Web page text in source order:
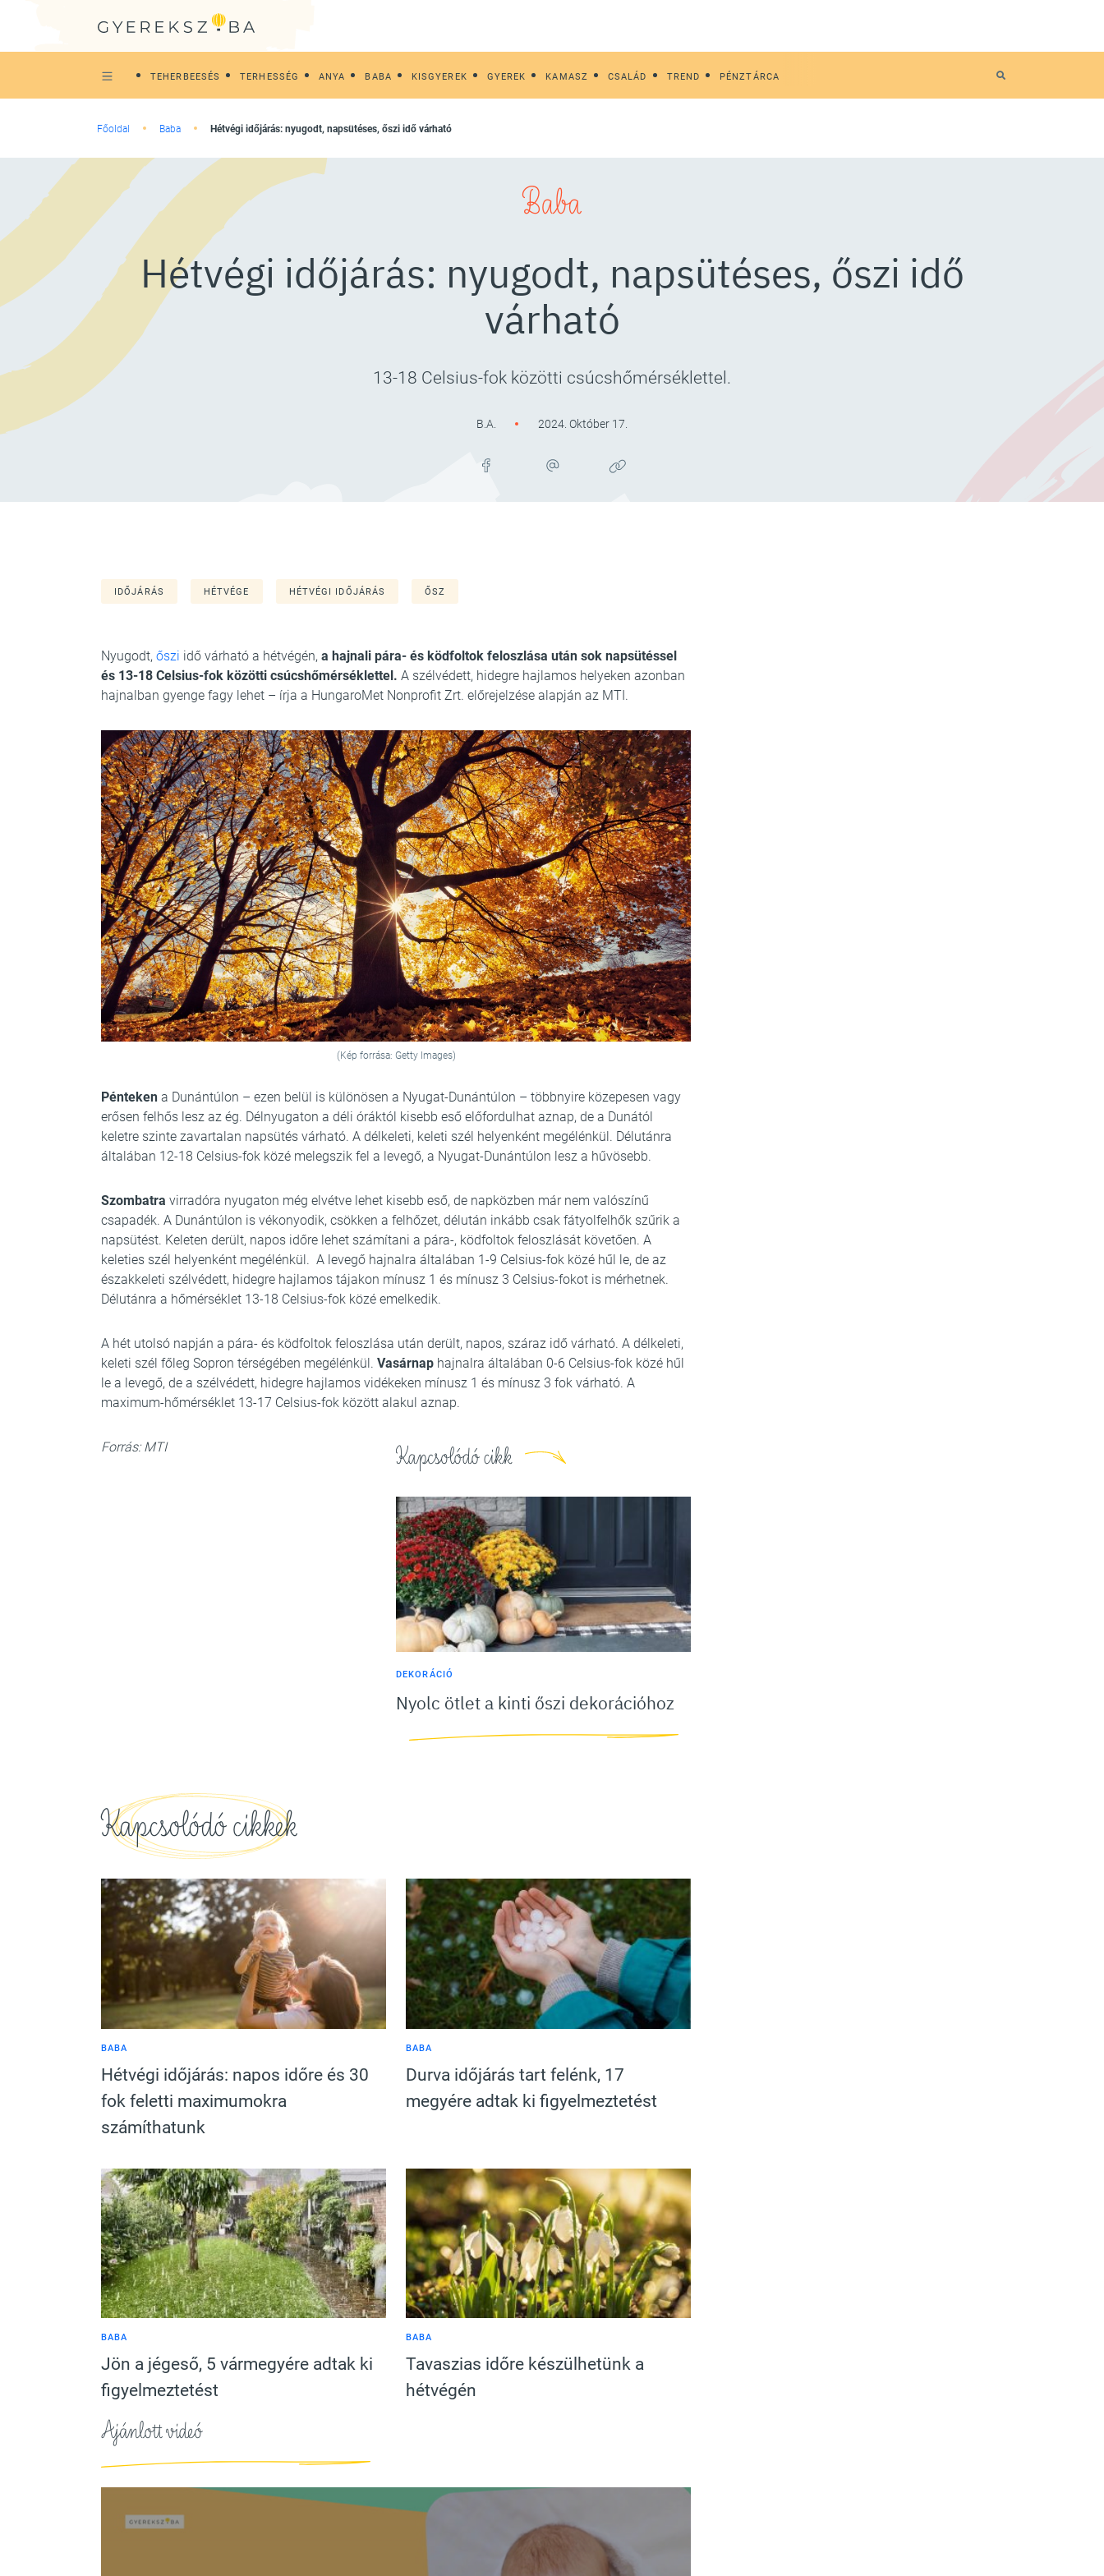
TEHERBEESÉS TERHESSÉG ANYA BABA KISGYEREK GYEREK KAMASZ CSALÁD TREND PÉNZTÁRCA
Főoldal Baba Hétvégi időjárás: nyugodt, napsütéses, őszi idő várható
Baba
Hétvégi időjárás: nyugodt, napsütéses, őszi idő
várható
13-18 Celsius-fok közötti csúcshőmérséklettel.
B.A. 2024. Október 17.
IDŐJÁRÁS HÉTVÉGE HÉTVÉGI IDŐJÁRÁS ŐSZ
Nyugodt, őszi idő várható a hétvégén, a hajnali pára- és ködfoltok feloszlása után sok napsütéssel
és 13-18 Celsius-fok közötti csúcshőmérséklettel. A szélvédett, hidegre hajlamos helyeken azonban
hajnalban gyenge fagy lehet – írja a HungaroMet Nonprofit Zrt. előrejelzése alapján az MTI.
(Kép forrása: Getty Images)
Pénteken a Dunántúlon – ezen belül is különösen a Nyugat-Dunántúlon – többnyire közepesen vagy
erősen felhős lesz az ég. Délnyugaton a déli óráktól kisebb eső előfordulhat aznap, de a Dunától
keletre szinte zavartalan napsütés várható. A délkeleti, keleti szél helyenként megélénkül. Délutánra
általában 12-18 Celsius-fok közé melegszik fel a levegő, a Nyugat-Dunántúlon lesz a hűvösebb.
Szombatra virradóra nyugaton még elvétve lehet kisebb eső, de napközben már nem valószínű
csapadék. A Dunántúlon is vékonyodik, csökken a felhőzet, délután inkább csak fátyolfelhők szűrik a
napsütést. Keleten derült, napos időre lehet számítani a pára-, ködfoltok feloszlását követően. A
keleties szél helyenként megélénkül. A levegő hajnalra általában 1-9 Celsius-fok közé hűl le, de az
északkeleti szélvédett, hidegre hajlamos tájakon mínusz 1 és mínusz 3 Celsius-fokot is mérhetnek.
Délutánra a hőmérséklet 13-18 Celsius-fok közé emelkedik.
A hét utolsó napján a pára- és ködfoltok feloszlása után derült, napos, száraz idő várható. A délkeleti,
keleti szél főleg Sopron térségében megélénkül. Vasárnap hajnalra általában 0-6 Celsius-fok közé hűl
le a levegő, de a szélvédett, hidegre hajlamos vidékeken mínusz 1 és mínusz 3 fok várható. A
maximum-hőmérséklet 13-17 Celsius-fok között alakul aznap.
Kapcsolódó cikk
DEKORÁCIÓ
Nyolc ötlet a kinti őszi dekorációhoz
Forrás: MTI
Kapcsolódó cikkek
BABA
Hétvégi időjárás: napos időre és 30
fok feletti maximumokra
számíthatunk
BABA
Durva időjárás tart felénk, 17
megyére adtak ki figyelmeztetést
BABA
Jön a jégeső, 5 vármegyére adtak ki
figyelmeztetést
BABA
Tavaszias időre készülhetünk a
hétvégén
Ajánlott videó